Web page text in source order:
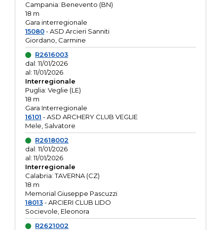
Campania: Benevento (BN)
18 m
Gara interregionale
15080- ASD Arcieri Sanniti
Giordano, Carmine
R2616003
dal: 11/01/2026
al: 11/01/2026
Interregionale
Puglia: Veglie (LE)
18 m
Gara Interregionale
16101 - ASD ARCHERY CLUB VEGLIE
Mele, Salvatore
R2618002
dal: 11/01/2026
al: 11/01/2026
Interregionale
Calabria: TAVERNA (CZ)
18 m
Memorial Giuseppe Pascuzzi
18013- ARCIERI CLUB LIDO
Socievole, Eleonora
R2621002